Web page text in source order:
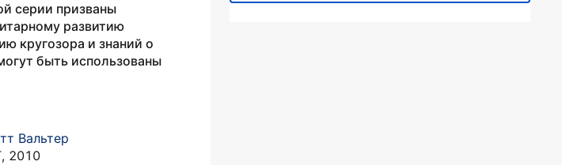
серии призваны
развитию
кругозора и знаний о
быть использованы
Вальтер
, 2010